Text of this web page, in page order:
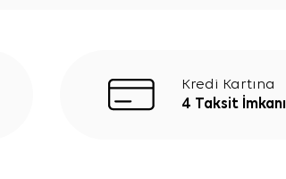
Kredi Kartına
4 Taksit İmkanı